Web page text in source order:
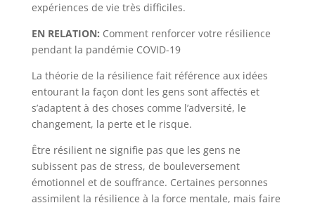
expériences de vie très difficiles.
EN RELATION: Comment renforcer votre résilience
pendant la pandémie COVID-19
La théorie de la résilience fait référence aux idées
entourant la façon dont les gens sont affectés et
s’adaptent à des choses comme l’adversité, le
changement, la perte et le risque.
Être résilient ne signifie pas que les gens ne
subissent pas de stress, de bouleversement
émotionnel et de souffrance. Certaines personnes
assimilent la résilience à la force mentale, mais faire